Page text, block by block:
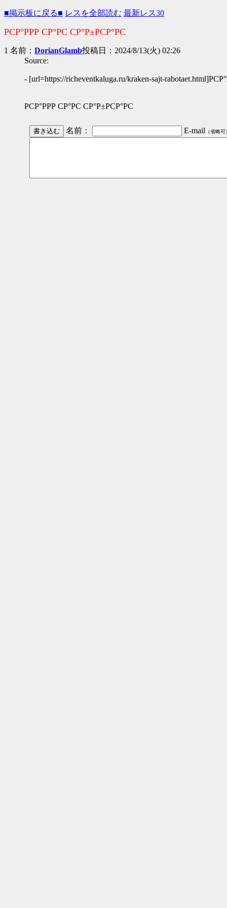
■掲示板に戻る■ レスを全部読む 最新レス30
РСР°РРР СР°РС СР°Р±РСР°РС
1 名前： DorianGlamb投稿日：2024/8/13(火) 02:26
Source:
- [url=https://richeventkaluga.ru/kraken-sajt-
РСР°РРР СР°РС СР°Р±РСР°РС
名前： E-mail （省略可